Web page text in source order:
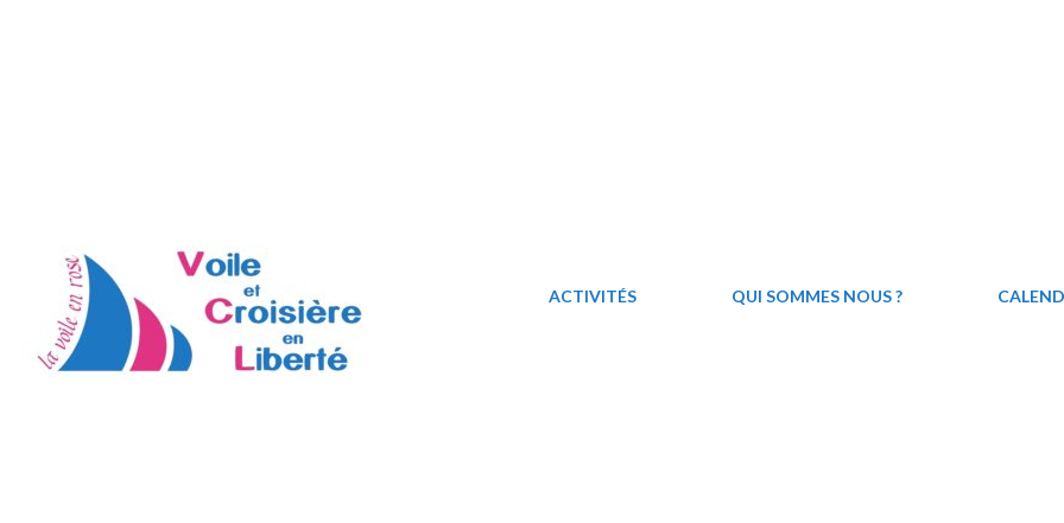
ACTIVITÉS QUI SOMMES NOUS ?